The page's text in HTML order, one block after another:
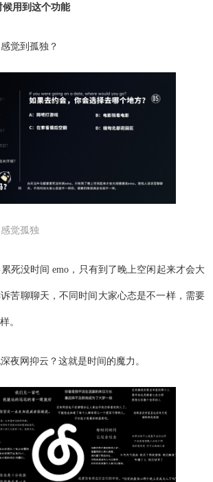
用到这个功能
觉到孤独？
觉孤独
死没时间 emo，只有到了晚上空闲起来才会大
苦聊聊天，不同时间大家心态是不一样，需要
。
夜网抑云？这就是时间的魔力。